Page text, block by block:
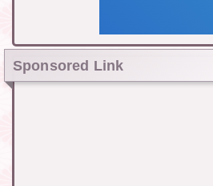
Sponsored Link